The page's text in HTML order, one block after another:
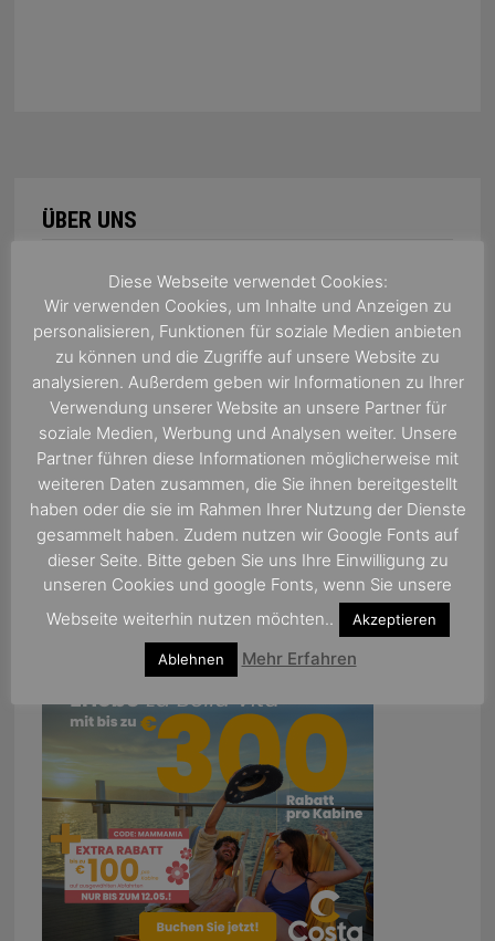
ÜBER UNS
Wir sind eine Kreuzfahrtagentur mit
jahrelanger Erfahrung in der Betreuung von
individuellen Kunden aus ganz Deutschland,
Österreich und der Schweiz. Zudem
betreuuen wir für zahlreiche deutsche
Medienunternehmen Gruppenreisen in die
ganze Welt! Wir bieten Ihnen dabei eine
einzigartige Bestpreisgarantie!
Diese Webseite verwendet Cookies:
Wir verwenden Cookies, um Inhalte und Anzeigen zu
personalisieren, Funktionen für soziale Medien anbieten
zu können und die Zugriffe auf unsere Website zu
analysieren. Außerdem geben wir Informationen zu Ihrer
Verwendung unserer Website an unsere Partner für
soziale Medien, Werbung und Analysen weiter. Unsere
Partner führen diese Informationen möglicherweise mit
weiteren Daten zusammen, die Sie ihnen bereitgestellt
haben oder die sie im Rahmen Ihrer Nutzung der Dienste
gesammelt haben. Zudem nutzen wir Google Fonts auf
dieser Seite. Bitte geben Sie uns Ihre Einwilligung zu
unseren Cookies und google Fonts, wenn Sie unsere
Webseite weiterhin nutzen möchten..
Akzeptieren
Ablehnen Mehr Erfahren